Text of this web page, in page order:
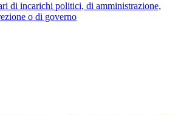
di incarichi politici, di amministrazione,
o di governo